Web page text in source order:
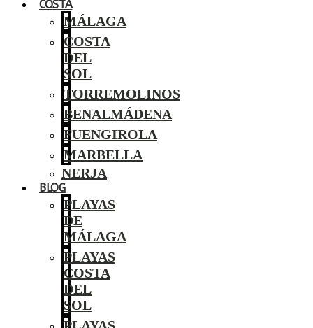
COSTA
MÁLAGA
COSTA
DEL
SOL
TORREMOLINOS
BENALMÁDENA
FUENGIROLA
MARBELLA
NERJA
BLOG
PLAYAS
DE
MÁLAGA
PLAYAS
COSTA
DEL
SOL